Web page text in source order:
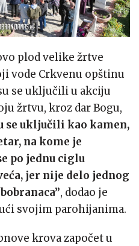
plod velike žrtve
vode Crkvenu opštinu
se uključili u akciju
žrtvu, kroz dar Bogu,
se uključili kao kamen,
na kome je
po jednu ciglu
jer nije delo jednog
, dodao je
svojim parohijanima.
krova započet u